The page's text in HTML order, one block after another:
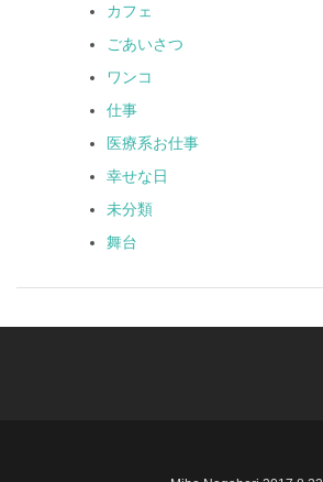
カフェ
ごあいさつ
ワンコ
仕事
医療系お仕事
幸せな日
未分類
舞台